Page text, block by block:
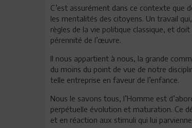
C’est assurément dans ce contexte que
les mentalités des citoyens. Un travail
règles de la vie politique classique, et
pérennité de l’œuvre.
Il nous appartient à nous, la grande
du moins du point de vue de notre
telle entreprise en faveur de l’enfance.
Nous le savons tous, l’Homme est
perpétuelle évolution et maturation. Ce
et en réaction aux stimuli qui lui